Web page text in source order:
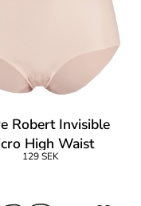
Robert Invisible
High Waist
129 SEK